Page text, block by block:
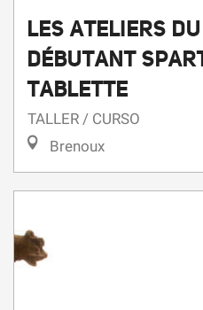
LES ATELIERS
DÉBUTANT
TABLETTE
TALLER / CURSO
Brenoux